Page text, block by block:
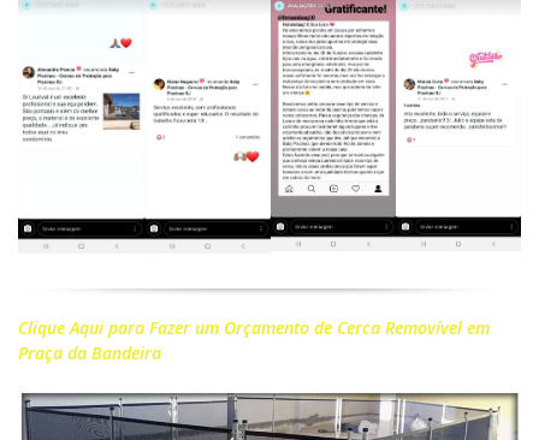
Clique Aqui para Fazer um Orçamento de Cerca Removível em
Praça da Bandeira